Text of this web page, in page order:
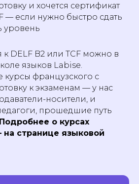
и хочется сертификат
— если нужно быстро сдать
уровень
к DELF B2 или TCF можно в
языков Labise.
французского с
к экзаменам — у нас
носители, и
прошедшие путь
Подробнее о курсах
странице языковой